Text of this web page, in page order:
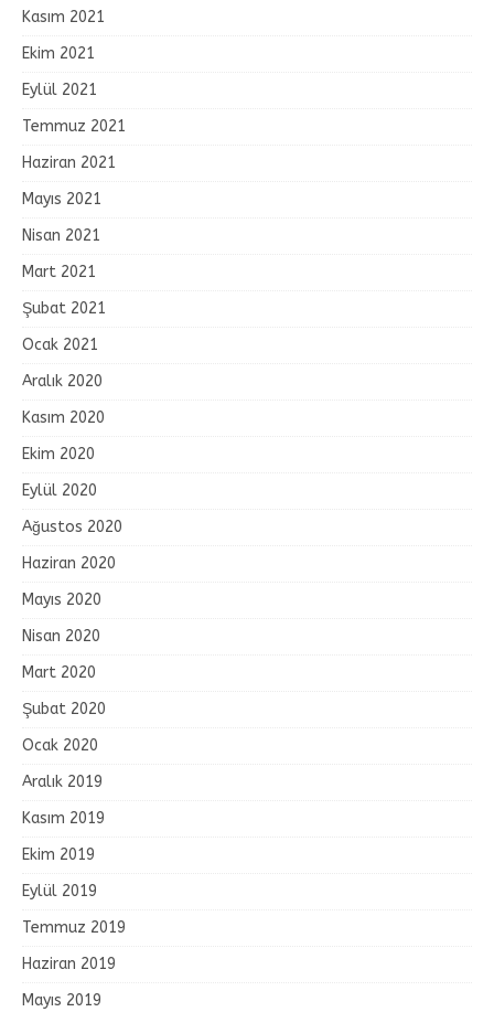
Kasım 2021
Ekim 2021
Eylül 2021
Temmuz 2021
Haziran 2021
Mayıs 2021
Nisan 2021
Mart 2021
Şubat 2021
Ocak 2021
Aralık 2020
Kasım 2020
Ekim 2020
Eylül 2020
Ağustos 2020
Haziran 2020
Mayıs 2020
Nisan 2020
Mart 2020
Şubat 2020
Ocak 2020
Aralık 2019
Kasım 2019
Ekim 2019
Eylül 2019
Temmuz 2019
Haziran 2019
Mayıs 2019